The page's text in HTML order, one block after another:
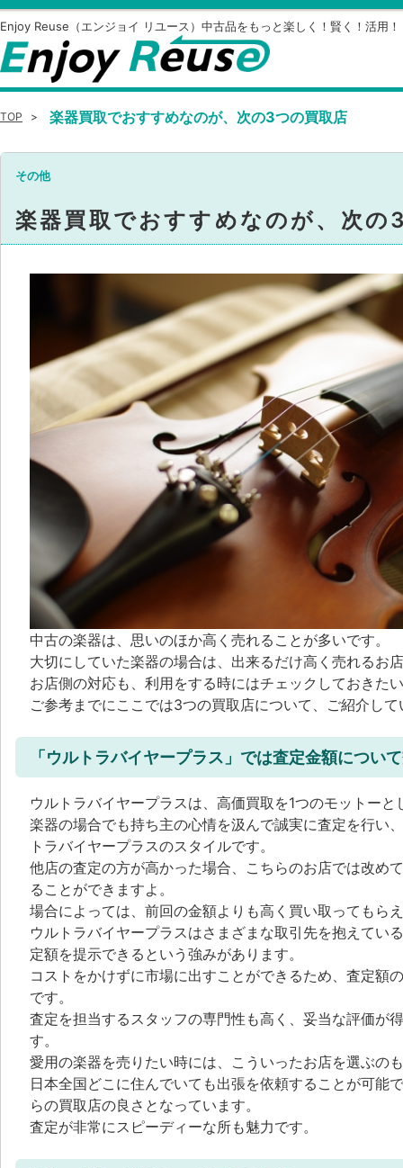
Enjoy Reuse（エンジョイ リユース）中古品をもっと楽しく！賢く！活用！
TOP > 楽器買取でおすすめなのが、次の3つの買取店
その他
楽器買取でおすすめなのが、次の
中古の楽器は、思いのほか高く売れることが多いです。
大切にしていた楽器の場合は、出来るだけ高く売れるお
お店側の対応も、利用をする時にはチェックしておきた
ご参考までにここでは3つの買取店について、ご紹介し
「ウルトラバイヤープラス」では査定金額につい
ウルトラバイヤープラスは、高価買取を1つのモットーと
楽器の場合でも持ち主の心情を汲んで誠実に査定を行い
トラバイヤープラスのスタイルです。
他店の査定の方が高かった場合、こちらのお店では改め
ることができますよ。
場合によっては、前回の金額よりも高く買い取ってもら
ウルトラバイヤープラスはさまざまな取引先を抱えてい
定額を提示できるという強みがあります。
コストをかけずに市場に出すことができるため、査定額
です。
査定を担当するスタッフの専門性も高く、妥当な評価が
す。
愛用の楽器を売りたい時には、こういったお店を選ぶの
日本全国どこに住んでいても出張を依頼することが可能
らの買取店の良さとなっています。
査定が非常にスピーディーな所も魅力です。